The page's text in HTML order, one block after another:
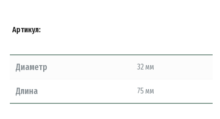
Артикул:
Диаметр 32 мм
Длина 75 мм